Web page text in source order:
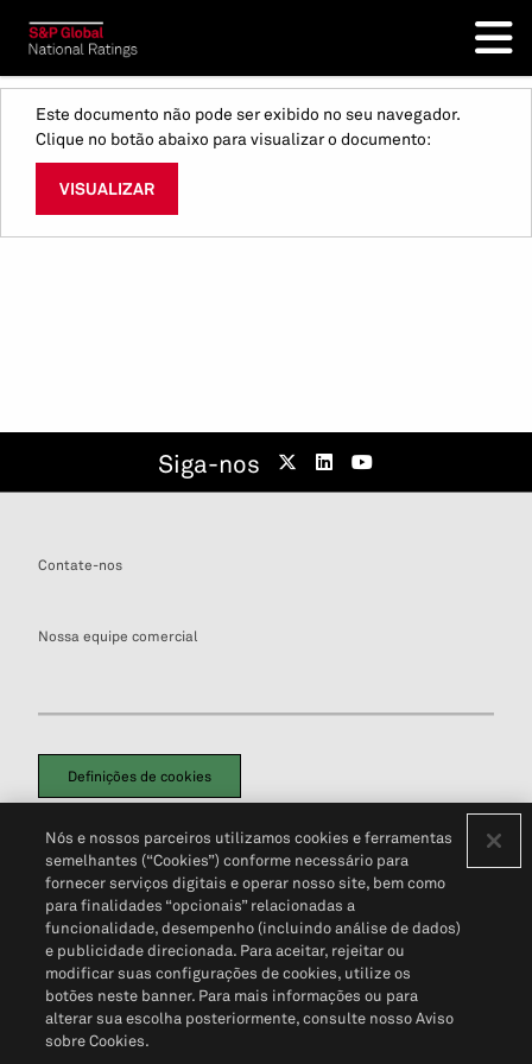
Este documento não pode ser exibido no seu navegador.
Clique no botão abaixo para visualizar o documento:
VISUALIZAR
Siga-nos
Contate-nos
Nossa equipe comercial
Definições de cookies
Política de PrivacidadePortal de privacidade do cliente (em inglês)
Não Venda Minhas Informações Pessoais© 2026 S&P Global
Nós e nossos parceiros utilizamos cookies e ferramentas
semelhantes (“Cookies”) conforme necessário para
fornecer serviços digitais e operar nosso site, bem como
para finalidades “opcionais” relacionadas a
funcionalidade, desempenho (incluindo análise de dados)
e publicidade direcionada. Para aceitar, rejeitar ou
modificar suas configurações de cookies, utilize os
botões neste banner. Para mais informações ou para
alterar sua escolha posteriormente, consulte nosso Aviso
sobre Cookies.